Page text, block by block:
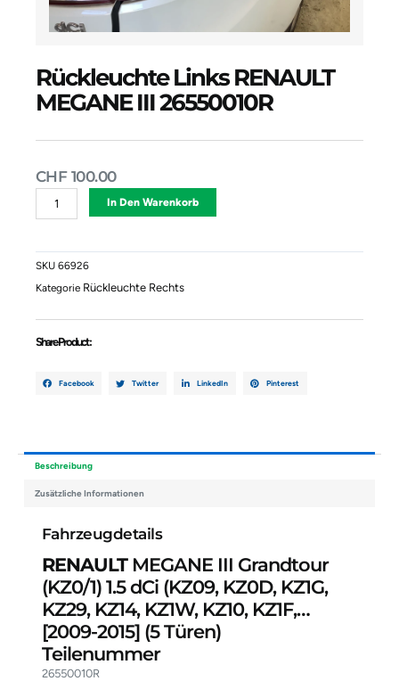
Rückleuchte Links RENAULT
MEGANE III 26550010R
CHF100.00
Rückleuchte
III
26550010R
Menge
In Den Warenkorb
SKU 66926
Kategorie Rückleuchte Rechts
Share Product :
Facebook Twitter LinkedIn Pinterest
Beschreibung
Zusätzliche Informationen
Fahrzeugdetails
RENAULTMEGANE III Grandtour
(KZ0/1) 1.5 dCi (KZ09, KZ0D, KZ1G,
KZ29, KZ14, KZ1W, KZ10, KZ1F,…
[2009-2015] (5 Türen)
Teilenummer
26550010R